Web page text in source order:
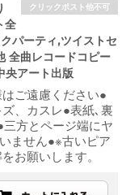
クリックポスト他不可
全
パーティ,ツイストセ
曲レコードコピー
央アート出版
ご遠慮ください●
、カスレ●表紙､裏
方とページ端にヤ
ません●※古いピア
お願いします。